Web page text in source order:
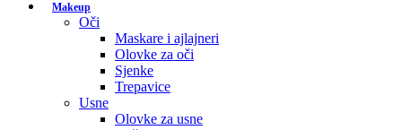
Makeup
Oči
Maskare i ajlajneri
Olovke za oči
Sjenke
Trepavice
Usne
Olovke za usne